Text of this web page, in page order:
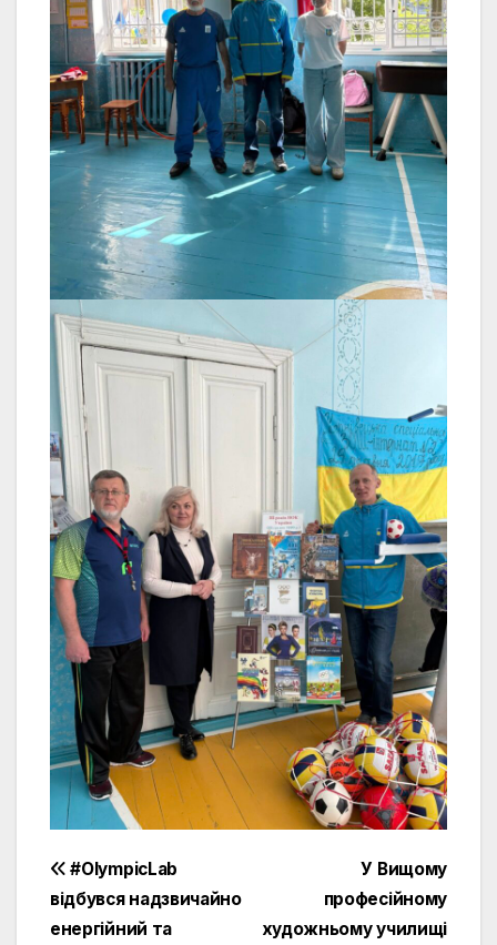
Навігація
записів
У Вищому
професійному
художньому училищі
#OlympicLab
відбувся надзвичайно
енергійний та